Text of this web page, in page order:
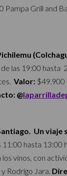
Grill and
las 19:00 hasta
Valor: $49.900
@
Un
11:00 hasta
vinos, con
Rodrigo Jara.